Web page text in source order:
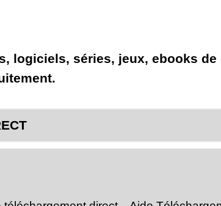
logiciels, séries, jeux, ebooks de